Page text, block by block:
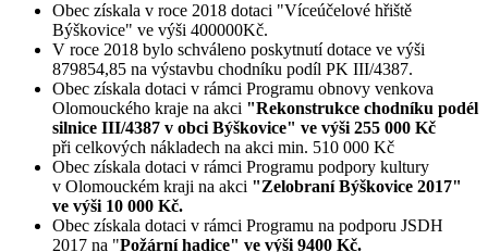
Obec získala v roce 2018 dotaci "Víceúčelové hřiště
Býškovice" ve výši 400000Kč.
V roce 2018 bylo schváleno poskytnutí dotace ve výši
879854,85 na výstavbu chodníku podíl PK III/4387.
Obec získala dotaci v rámci Programu obnovy venkova
Olomouckého kraje na akci "Rekonstrukce chodníku podél
silnice III/4387 v obci Býškovice" ve výši 255 000 Kč
při celkových nákladech na akci min. 510 000 Kč
Obec získala dotaci v rámci Programu podpory kultury
v Olomouckém kraji na akci "Zelobraní Býškovice 2017"
ve výši 10 000 Kč.
Obec získala dotaci v rámci Programu na podporu JSDH
2017 na "Požární hadice" ve výši 9400 Kč.